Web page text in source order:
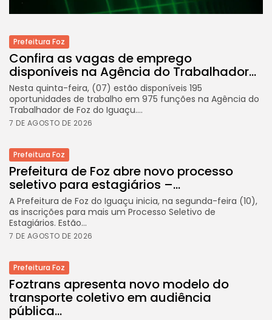
Prefeitura Foz
Confira as vagas de emprego
disponíveis na Agência do Trabalhador...
Nesta quinta-feira, (07) estão disponíveis 195
oportunidades de trabalho em 975 funções na Agência do
Trabalhador de Foz do Iguaçu....
7 DE AGOSTO DE 2026
Prefeitura Foz
Prefeitura de Foz abre novo processo
seletivo para estagiários –...
A Prefeitura de Foz do Iguaçu inicia, na segunda-feira (10),
as inscrições para mais um Processo Seletivo de
Estagiários. Estão...
7 DE AGOSTO DE 2026
Prefeitura Foz
Foztrans apresenta novo modelo do
transporte coletivo em audiência
pública...